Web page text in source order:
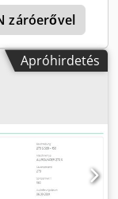
záróerővel
Apróhirdetés